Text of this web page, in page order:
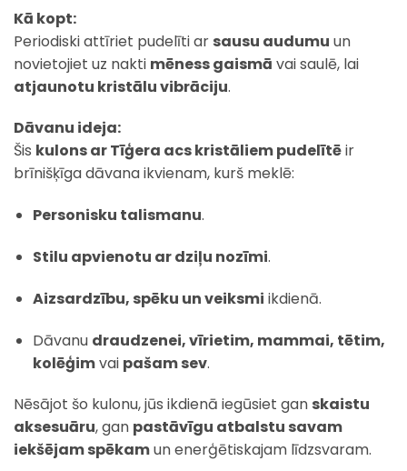
Kā kopt:
Periodiski attīriet pudelīti ar sausu audumu un
novietojiet uz nakti mēness gaismā vai saulē, lai
atjaunotu kristālu vibrāciju.
Dāvanu ideja:
Šis kulons ar Tīģera acs kristāliem pudelītēir
brīnišķīga dāvana ikvienam, kurš meklē:
Personisku talismanu.
Stilu apvienotu ar dziļu nozīmi.
Aizsardzību, spēku un veiksmi ikdienā.
Dāvanu draudzenei, vīrietim, mammai, tētim,
kolēģimvai pašam sev.
Nēsājot šo kulonu, jūs ikdienā iegūsiet gan skaistu
aksesuāru, gan pastāvīgu atbalstu savam
iekšējam spēkamun enerģētiskajam līdzsvaram.